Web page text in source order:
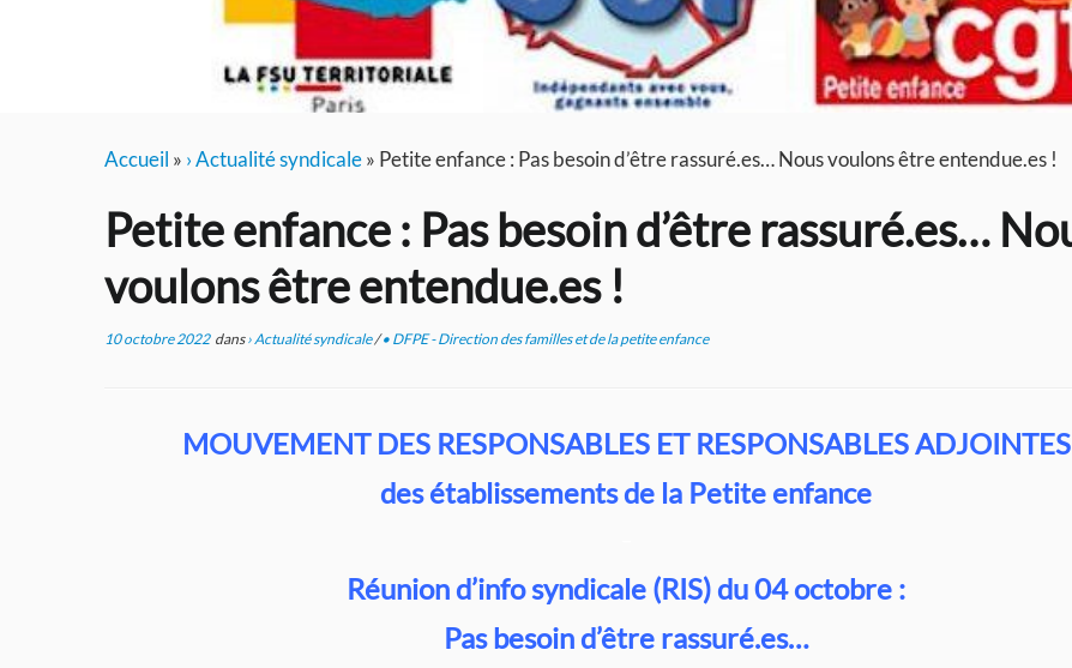
Accueil » › Actualité syndicale» Petite enfance : Pas besoin d’être rassuré.es… Nous voulons être entendue.es !
Petite enfance : Pas besoin d’être rassuré.es… Nous
voulons être entendue.es !
10 octobre 2022dans› Actualité syndicale/• DFPE - Direction des familles et de la petite enfance
MOUVEMENT DES RESPONSABLES ET RESPONSABLES ADJOINTES
des établissements de la Petite enfance
Réunion d’info syndicale (RIS) du 04 octobre :
Pas besoin d’être rassuré.es…